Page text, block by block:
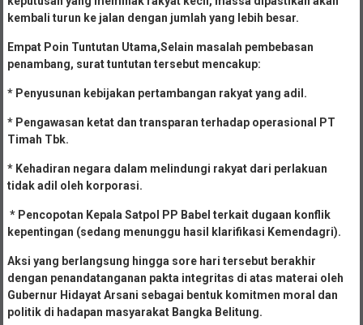
kembali turun ke jalan dengan jumlah yang lebih besar.
Empat Poin Tuntutan Utama,Selain masalah pembebasan
penambang, surat tuntutan tersebut mencakup:
* Penyusunan kebijakan pertambangan rakyat yang adil.
* Pengawasan ketat dan transparan terhadap operasional PT
Timah Tbk.
* Kehadiran negara dalam melindungi rakyat dari perlakuan
tidak adil oleh korporasi.
* Pencopotan Kepala Satpol PP Babel terkait dugaan konflik
kepentingan (sedang menunggu hasil klarifikasi Kemendagri).
Aksi yang berlangsung hingga sore hari tersebut berakhir
dengan penandatanganan pakta integritas di atas materai oleh
Gubernur Hidayat Arsani sebagai bentuk komitmen moral dan
politik di hadapan masyarakat Bangka Belitung.